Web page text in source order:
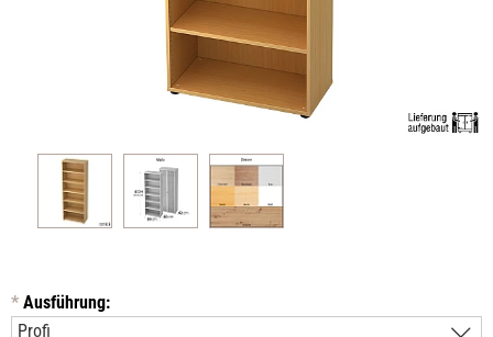
* Ausführung: